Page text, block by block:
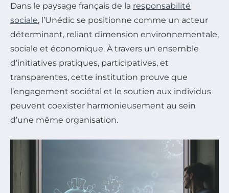
Dans le paysage français de la responsabilité
sociale, l’Unédic se positionne comme un acteur
déterminant, reliant dimension environnementale,
sociale et économique. À travers un ensemble
d’initiatives pratiques, participatives, et
transparentes, cette institution prouve que
l’engagement sociétal et le soutien aux individus
peuvent coexister harmonieusement au sein
d’une même organisation.